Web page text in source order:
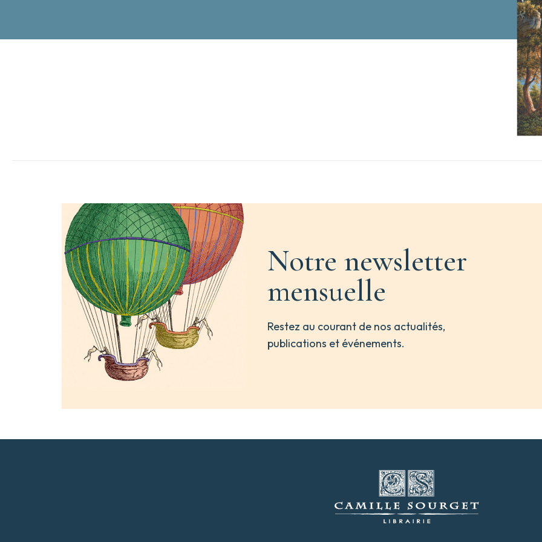
Notre newsletter
mensuelle
Restez au courant de nos actualités,
publications et événements.